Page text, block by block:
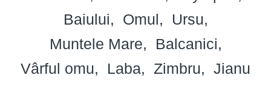
Baiului
Omul
Ursu
Muntele Mare
Balcanici
Vârful omu
Laba Zimbru Jianu